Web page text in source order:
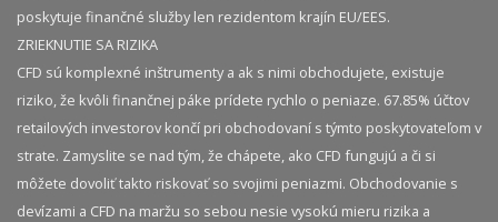
poskytuje finančné služby len rezidentom krajín EU/EES.
ZRIEKNUTIE SA RIZIKA
CFD sú komplexné inštrumenty a ak s nimi obchodujete, existuje
riziko, že kvôli finančnej páke prídete rychlo o peniaze. 67.85% účtov
retailových investorov končí pri obchodovaní s týmto poskytovateľom v
strate. Zamyslite se nad tým, že chápete, ako CFD fungujú a či si
môžete dovoliť takto riskovať so svojimi peniazmi. Obchodovanie s
devízami a CFD na maržu so sebou nesie vysokú mieru rizika a